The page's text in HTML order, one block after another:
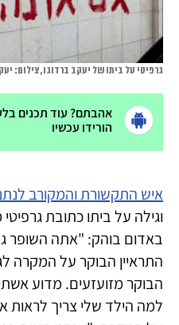
גרפיטי על ביתו של יעקב ברדוגו, צילום:
אהבתם? עוד תכנים
הורידו עכשיו
איש התקשורת והמקורב
וגילה על ביתו כתובת
באדום בוהק: "אתה השופר
התראיין הבוקר על המקרה
הבוקר מזועזעים. מדוע
למה הילד שלי צריך לראות